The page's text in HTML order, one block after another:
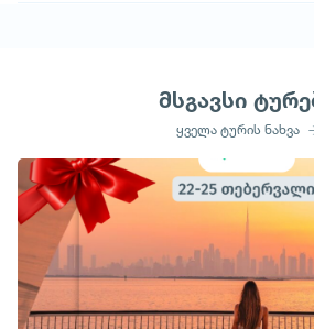
მსგავსი
ყველა ტურის ნახვა